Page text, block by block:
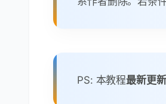
PS: 本教程最新更